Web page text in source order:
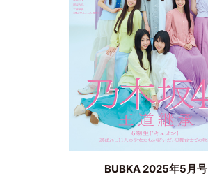
BUBKA 2025年5月号